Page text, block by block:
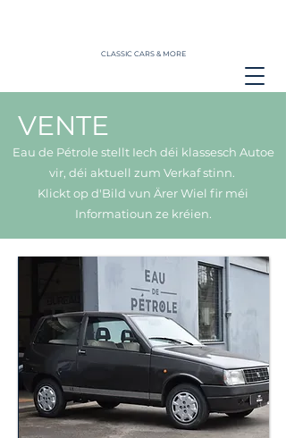
CLASSIC CARS & MORE
VENTE
Eau de Pétrole stellt Iech déi klassesch Autoe
vir, déi aktuell zum Verkaf stinn.
Klickt op d'Bild vun Ärer Wiel fir méi
Informatioun ze kréien.